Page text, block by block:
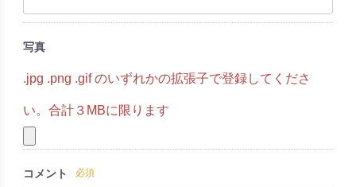
写真
.jpg .png .gif のいずれかの拡張子で登録してくださ
い。合計３MBに限ります
コメント 必須